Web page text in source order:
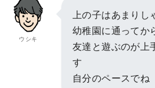
ウシキ
上の子はあまり
幼稚園に通ってか
友達と遊ぶのが上
す
自分のペースでね